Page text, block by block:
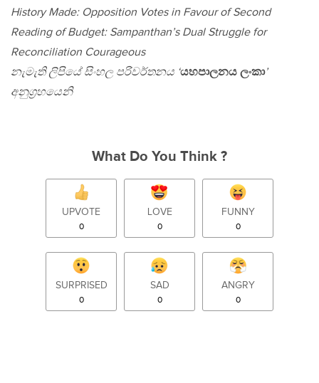
History Made: Opposition Votes in Favour of Second
Reading of Budget: Sampanthan’s Dual Struggle for
Reconciliation Courageous
නැමැති ලිපියේ සිංහල පරිවර්තනය ‘යහපාලනය ලංකා’
අනුග‍්‍රහයෙනි
What Do You Think ?
UPVOTE
0
LOVE
0
FUNNY
0
SURPRISED
0
SAD
0
ANGRY
0